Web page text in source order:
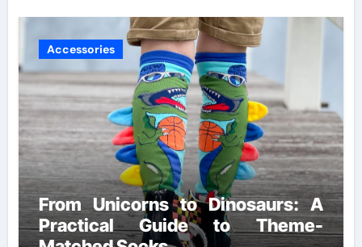
Accessories
From Unicorns to Dinosaurs: A
Practical Guide to Theme-